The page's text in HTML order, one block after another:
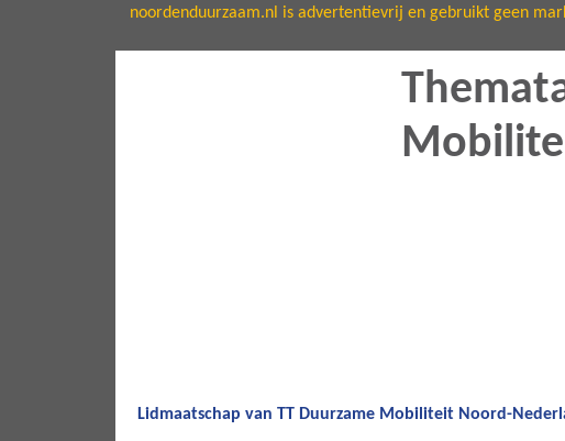
noordenduurzaam.nl is advertentievrij en gebruikt geen
Lidmaatschap van TT Duurzame Mobiliteit Noord-